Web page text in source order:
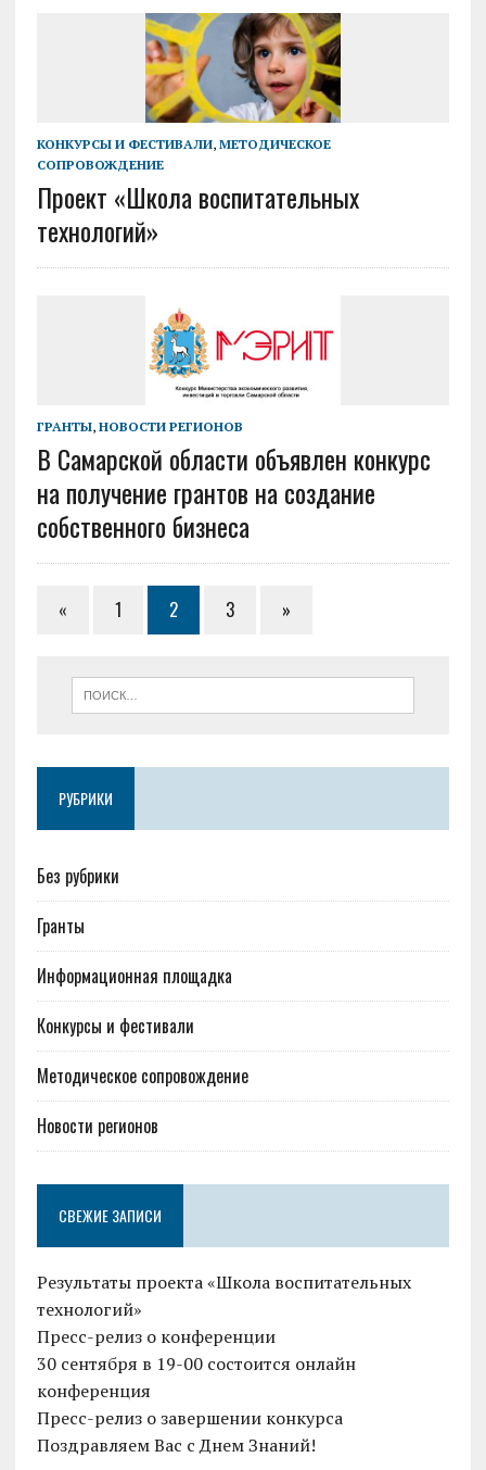
КОНКУРСЫ И ФЕСТИВАЛИ, МЕТОДИЧЕСКОЕ
СОПРОВОЖДЕНИЕ
Проект «Школа воспитательных
технологий»
ГРАНТЫ, НОВОСТИ РЕГИОНОВ
В Самарской области объявлен конкурс
на получение грантов на создание
собственного бизнеса
« 1 2 3 »
РУБРИКИ
Без рубрики
Гранты
Информационная площадка
Конкурсы и фестивали
Методическое сопровождение
Новости регионов
СВЕЖИЕ ЗАПИСИ
Результаты проекта «Школа воспитательных
технологий»
Пресс-релиз о конференции
30 сентября в 19-00 состоится онлайн
конференция
Пресс-релиз о завершении конкурса
Поздравляем Вас с Днем Знаний!